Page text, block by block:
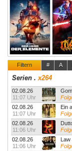
Filtern # A
Serien .x264
02.08.26
11:07 Uhr
02.08.26
11:07 Uhr
Ein
02.08.26
11:06 Uhr
02.08.26
11:06 Uhr
Law